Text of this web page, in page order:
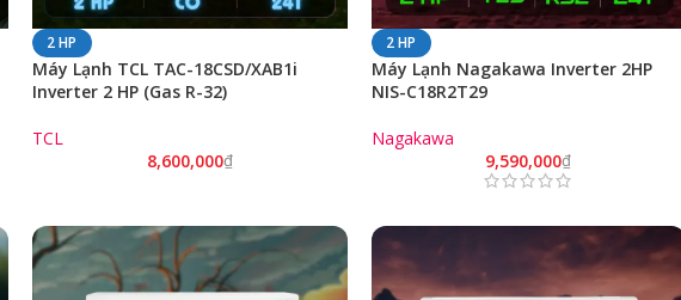
2 HP
Máy Lạnh TCL TAC-18CSD/XAB1i
Inverter 2 HP (Gas R-32)
TCL
8,600,000₫
2 HP
Máy Lạnh Nagakawa Inverter 2HP
NIS-C18R2T29
Nagakawa
9,590,000₫